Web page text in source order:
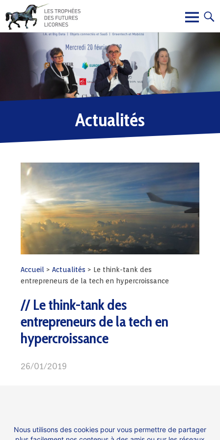
Actualités
Accueil >Actualités > Le think-tank des
entrepreneurs de la tech en hypercroissance
Le think-tank des
entrepreneurs de la tech en
hypercroissance
26/01/2019
entrepreneurs de la tech dans leur ambition de
Nous utilisons des cookies pour vous permettre de partager